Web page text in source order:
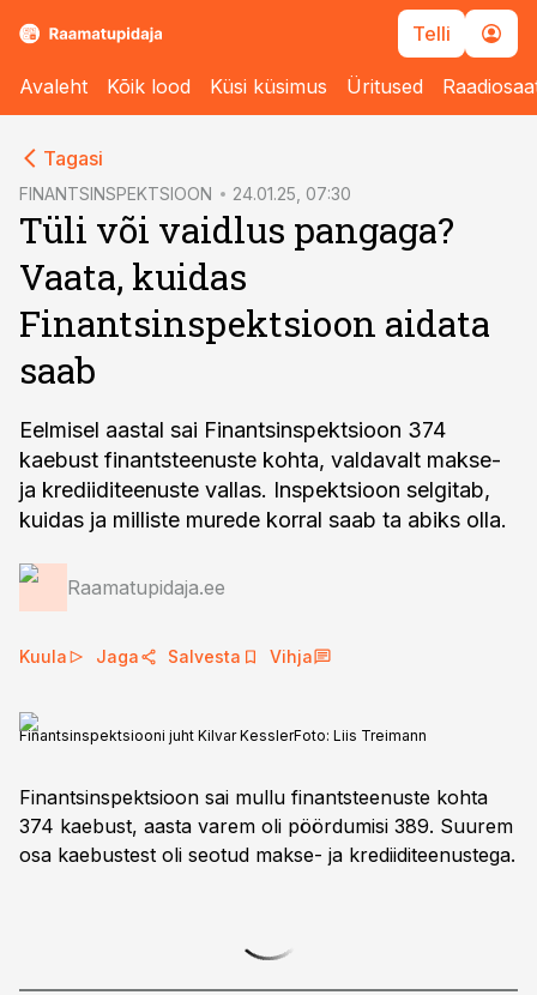
Telli
Avaleht Kõik lood Küsi küsimus Üritused
Tagasi
FINANTSINSPEKTSIOON 24.01.25, 07:30
Tüli või vaidlus pangaga?
Vaata, kuidas
Finantsinspektsioon aidata
saab
Eelmisel aastal sai Finantsinspektsioon 374
kaebust finantsteenuste kohta, valdavalt makse-
ja krediiditeenuste vallas. Inspektsioon selgitab,
kuidas ja milliste murede korral saab ta abiks olla.
Raamatupidaja.ee
Kuula Jaga Salvesta Vihja
Finantsinspektsiooni juht Kilvar KesslerFoto: Liis Treimann
Finantsinspektsioon sai mullu finantsteenuste kohta
374 kaebust, aasta varem oli pöördumisi 389. Suurem
osa kaebustest oli seotud makse- ja krediiditeenustega.